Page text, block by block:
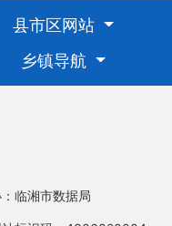
县市区网站
乡镇导航
临湘市数据局